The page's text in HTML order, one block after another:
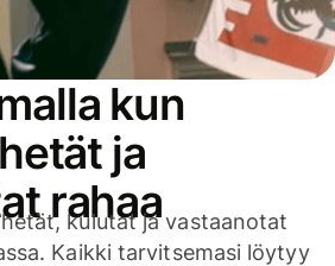
kun
ja
rahaa
kulutat ja vastaanotat
Kaikki tarvitsemasi löytyy